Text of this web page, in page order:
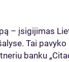
– įsigijimas
Tai
banku